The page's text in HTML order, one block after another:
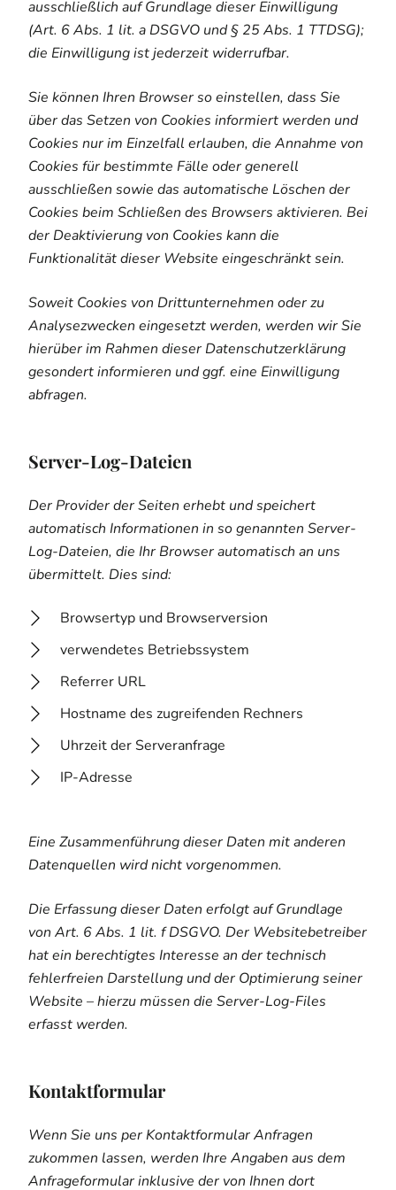
ausschließlich auf Grundlage dieser Einwilligung
(Art. 6 Abs. 1 lit. a DSGVO und § 25 Abs. 1 TTDSG);
die Einwilligung ist jederzeit widerrufbar.
Sie können Ihren Browser so einstellen, dass Sie
über das Setzen von Cookies informiert werden und
Cookies nur im Einzelfall erlauben, die Annahme von
Cookies für bestimmte Fälle oder generell
ausschließen sowie das automatische Löschen der
Cookies beim Schließen des Browsers aktivieren. Bei
der Deaktivierung von Cookies kann die
Funktionalität dieser Website eingeschränkt sein.
Soweit Cookies von Drittunternehmen oder zu
Analysezwecken eingesetzt werden, werden wir Sie
hierüber im Rahmen dieser Datenschutzerklärung
gesondert informieren und ggf. eine Einwilligung
abfragen.
Server-Log-Dateien
Der Provider der Seiten erhebt und speichert
automatisch Informationen in so genannten Server-
Log-Dateien, die Ihr Browser automatisch an uns
übermittelt. Dies sind:
Browsertyp und Browserversion
verwendetes Betriebssystem
Referrer URL
Hostname des zugreifenden Rechners
Uhrzeit der Serveranfrage
IP-Adresse
Eine Zusammenführung dieser Daten mit anderen
Datenquellen wird nicht vorgenommen.
Die Erfassung dieser Daten erfolgt auf Grundlage
von Art. 6 Abs. 1 lit. f DSGVO. Der Websitebetreiber
hat ein berechtigtes Interesse an der technisch
fehlerfreien Darstellung und der Optimierung seiner
Website – hierzu müssen die Server-Log-Files
erfasst werden.
Kontaktformular
Wenn Sie uns per Kontaktformular Anfragen
zukommen lassen, werden Ihre Angaben aus dem
Anfrageformular inklusive der von Ihnen dort